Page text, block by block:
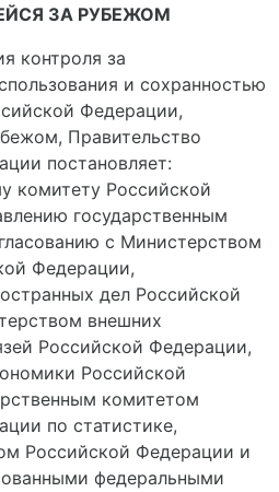
ЗА РУБЕЖОМ
контроля за
и сохранностью
Федерации,
Правительство
постановляет:
комитету Российской
государственным
с Министерством
Федерации,
дел Российской
внешних
Российской Федерации,
Российской
комитетом
по статистике,
Российской Федерации и
федеральными